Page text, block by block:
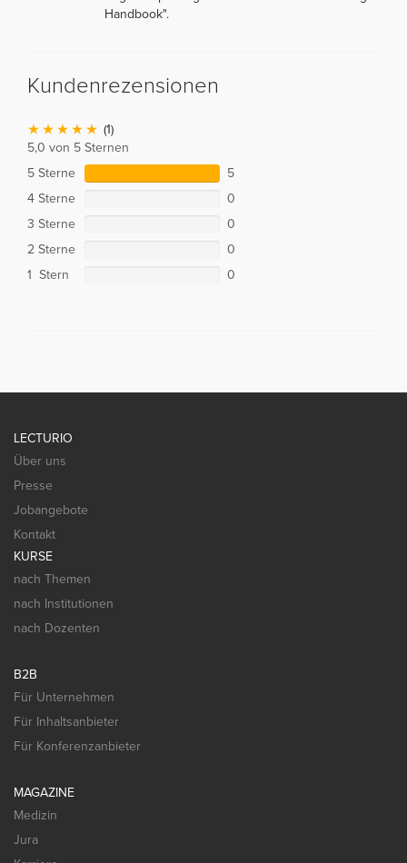
Handbook".
Kundenrezensionen
(1)
5,0 von 5 Sternen
5 Sterne
5
4 Sterne
0
3 Sterne
0
2 Sterne
0
1 Stern
0
LECTURIO
Über uns
Presse
Jobangebote
Kontakt
KURSE
nach Themen
nach Institutionen
nach Dozenten
B2B
Für Unternehmen
Für Inhaltsanbieter
Für Konferenzanbieter
MAGAZINE
Medizin
Jura